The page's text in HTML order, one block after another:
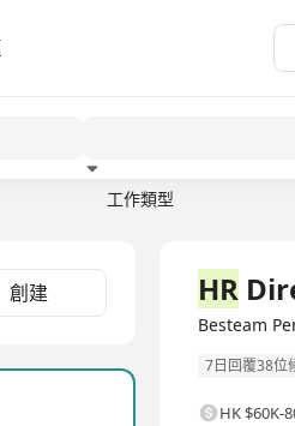
工作類型
創建 HR
Besteam
7日回覆38位
HK $60K-